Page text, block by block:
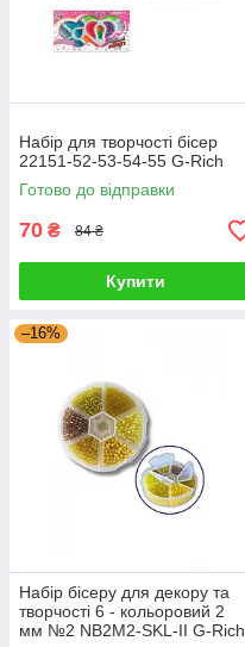
Набір для творчості бісер
22151-52-53-54-55 G-Rich
Готово до відправки
70 ₴ 84 ₴
Купити
–16%
Набір бісеру для декору та
творчості 6 - кольоровий 2
мм №2 NB2M2-SKL-II G-Rich